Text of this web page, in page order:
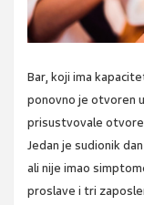
Bar, koji ima
ponovno je otvoren
prisustvovale
Jedan je sudionik
ali nije imao
proslave i tri